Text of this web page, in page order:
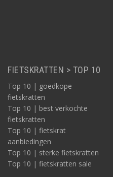
FIETSKRATTEN > TOP 10
Top 10 | goedkope
fietskratten
Top 10 | best verkochte
fietskratten
Top 10 | fietskrat
aanbiedingen
Top 10 | sterke fietskratten
Top 10 | fietskratten sale